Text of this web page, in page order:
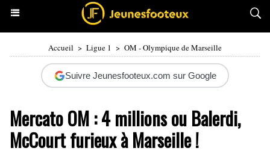
Accueil > Ligue 1 > OM - Olympique de Marseille
Suivre Jeunesfooteux.com sur Google
Mercato OM : 4 millions ou Balerdi,
McCourt furieux à Marseille !